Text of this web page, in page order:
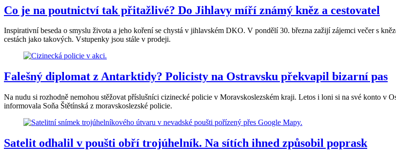
Co je na poutnictví tak přitažlivé? Do Jihlavy míří známý kněz a cestovatel
Inspirativní beseda o smyslu života a jeho koření se chystá v jihlavském DKO. V pondělí 30. března zažijí zájemci večer s
cestách jako takových. Vstupenky jsou stále v prodeji.
Falešný diplomat z Antarktidy? Policisty na Ostravsku překvapil bizarní pas
Na nudu si rozhodně nemohou stěžovat příslušníci cizinecké policie v Moravskoslezském kraji. Letos i loni si na své konto v
informovala Soňa Štětínská z moravskoslezské policie.
Satelit odhalil v poušti obří trojúhelník. Na sítích ihned způsobil poprask